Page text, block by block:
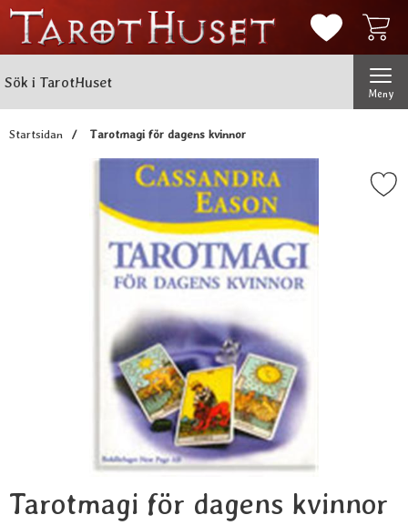
Mina
Meny
Startsidan Tarotmagi för dagens kvinnor
Markera tarotmagi för
Tarotmagi för dagens kvinnor